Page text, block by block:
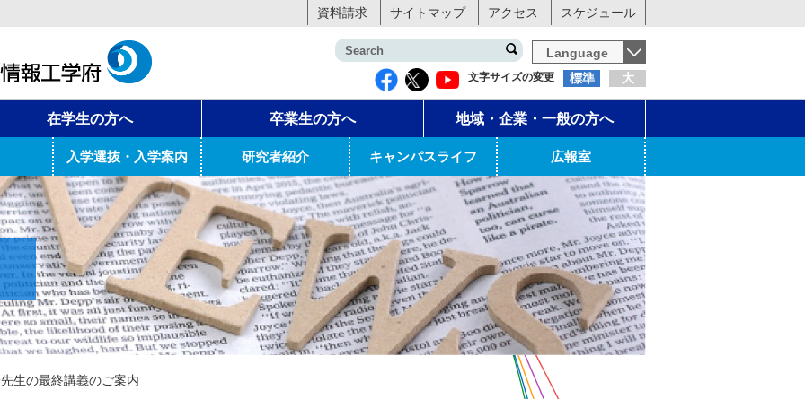
資料請求 サイトマップ アクセス スケジュール
Language
文字サイズの変更 標準 大
在学生の方へ 卒業生の方へ 地域・企業・一般の方へ
入学選抜・入学案内 研究者紹介 キャンパスライフ 広報室
生の最終講義のご案内